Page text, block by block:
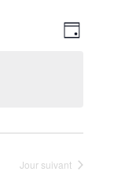
par
de
Jour
Jour suivant